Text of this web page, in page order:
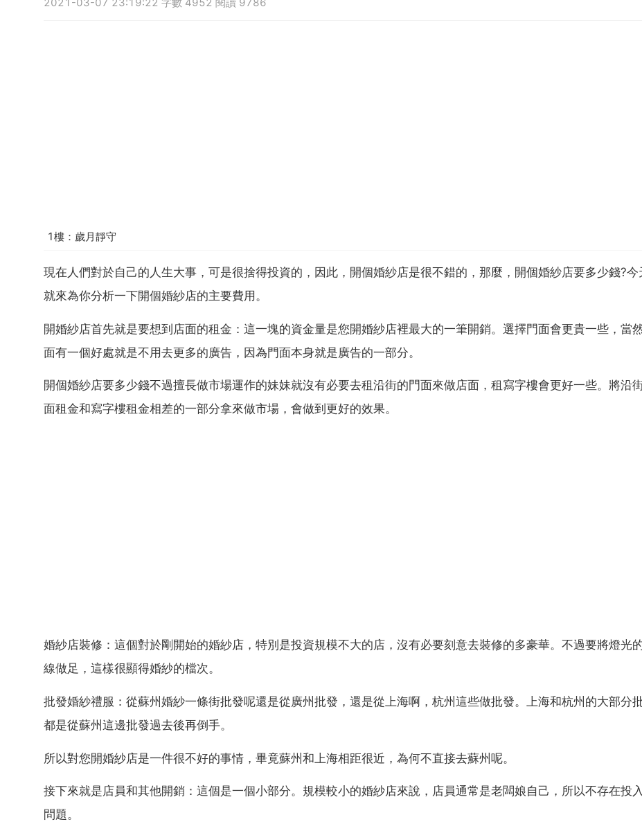
2021-03-07 23:19:22 字數 4952 閱讀 9786
1樓：歲月靜守
現在人們對於自己的人生大事，可是很捨得投資的，因此，開個婚紗店是很不錯的，那麼，開個婚紗店要多少錢?今
就來為你分析一下開個婚紗店的主要費用。
開婚紗店首先就是要想到店面的租金：這一塊的資金量是您開婚紗店裡最大的一筆開銷。選擇門面會更貴一些，當
面有一個好處就是不用去更多的廣告，因為門面本身就是廣告的一部分。
開個婚紗店要多少錢不過擅長做市場運作的妹妹就沒有必要去租沿街的門面來做店面，租寫字樓會更好一些。將沿
面租金和寫字樓租金相差的一部分拿來做市場，會做到更好的效果。
婚紗店裝修：這個對於剛開始的婚紗店，特別是投資規模不大的店，沒有必要刻意去裝修的多豪華。不過要將燈光
線做足，這樣很顯得婚紗的檔次。
批發婚紗禮服：從蘇州婚紗一條街批發呢還是從廣州批發，還是從上海啊，杭州這些做批發。上海和杭州的大部分
都是從蘇州這邊批發過去後再倒手。
所以對您開婚紗店是一件很不好的事情，畢竟蘇州和上海相距很近，為何不直接去蘇州呢。
接下來就是店員和其他開銷：這個是一個小部分。規模較小的婚紗店來說，店員通常是老闆娘自己，所以不存在投
問題。